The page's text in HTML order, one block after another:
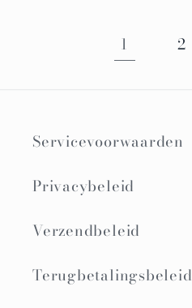
1 2
Servicevoorwaarden
Privacybeleid
Verzendbeleid
Terugbetalingsbeleid